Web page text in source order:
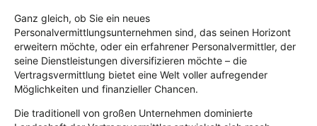
Ganz gleich, ob Sie ein neues
Personalvermittlungsunternehmen sind, das seinen Horizont
erweitern möchte, oder ein erfahrener Personalvermittler, der
seine Dienstleistungen diversifizieren möchte – die
Vertragsvermittlung bietet eine Welt voller aufregender
Möglichkeiten und finanzieller Chancen.
Die traditionell von großen Unternehmen dominierte